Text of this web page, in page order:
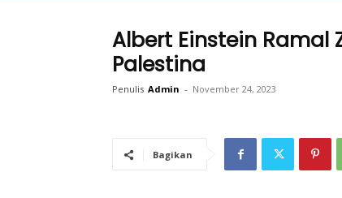
Albert Einstein Ramal
Palestina
Penulis Admin - November 24, 2023
Bagikan